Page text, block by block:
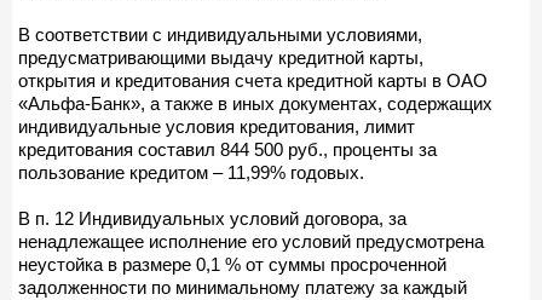
В соответствии с индивидуальными условиями,
предусматривающими выдачу кредитной карты,
открытия и кредитования счета кредитной карты в ОАО
«Альфа-Банк», а также в иных документах, содержащих
индивидуальные условия кредитования, лимит
кредитования составил 844 500 руб., проценты за
пользование кредитом – 11,99% годовых.
В п. 12 Индивидуальных условий договора, за
ненадлежащее исполнение его условий предусмотрена
неустойка в размере 0,1 % от суммы просроченной
задолженности по минимальному платежу за каждый